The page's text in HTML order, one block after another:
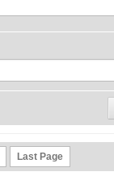
Last Page